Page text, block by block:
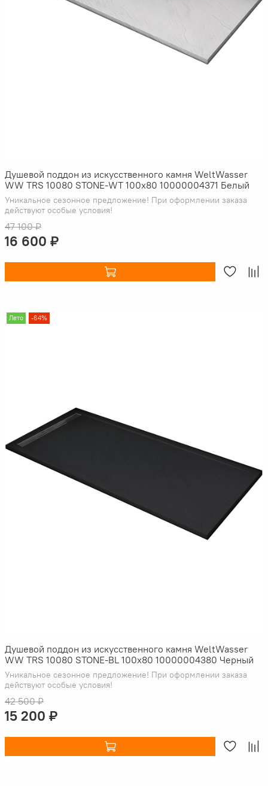
Душевой поддон из искусственного камня WeltWasser
WW TRS 10080 STONE-WT 100x80 10000004371 Белый
Уникальное сезонное предложение! При оформлении заказа
действуют особые условия!
47 100 ₽
16 600 ₽
Лето -64%
Душевой поддон из искусственного камня WeltWasser
WW TRS 10080 STONE-BL 100x80 10000004380 Черный
Уникальное сезонное предложение! При оформлении заказа
действуют особые условия!
42 500 ₽
15 200 ₽